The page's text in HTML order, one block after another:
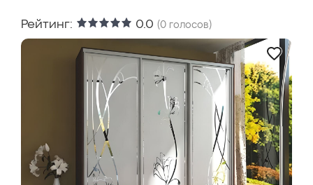
Рейтинг: 0.0 (0 голосов)